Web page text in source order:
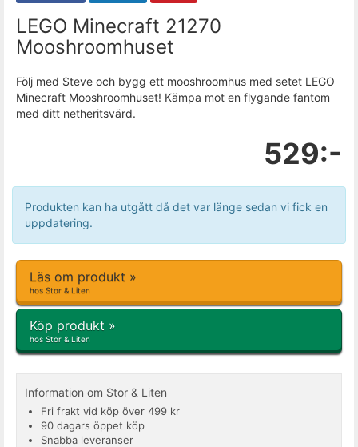
LEGO Minecraft 21270
Mooshroomhuset
Följ med Steve och bygg ett mooshroomhus med setet LEGO
Minecraft Mooshroomhuset! Kämpa mot en flygande fantom
med ditt netheritsvärd.
529:-
Produkten kan ha utgått då det var länge sedan vi fick en
uppdatering.
Läs om produkt »
hos Stor & Liten
Köp produkt »
hos Stor & Liten
Information om Stor & Liten
Fri frakt vid köp över 499 kr
90 dagars öppet köp
Snabba leveranser